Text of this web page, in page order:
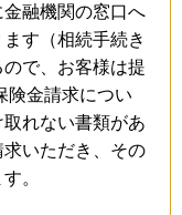
融機関の窓口へ
す（相続手続き
で、お客様は提
険金請求につい
れない書類があ
いただき、その
。